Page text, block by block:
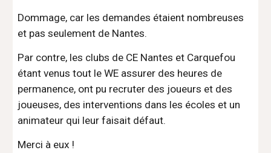
Dommage, car les demandes étaient nombreuses
et pas seulement de Nantes.
Par contre, les clubs de CE Nantes et Carquefou
étant venus tout le WE assurer des heures de
permanence, ont pu recruter des joueurs et des
joueuses, des interventions dans les écoles et un
animateur qui leur faisait défaut.
Merci à eux !